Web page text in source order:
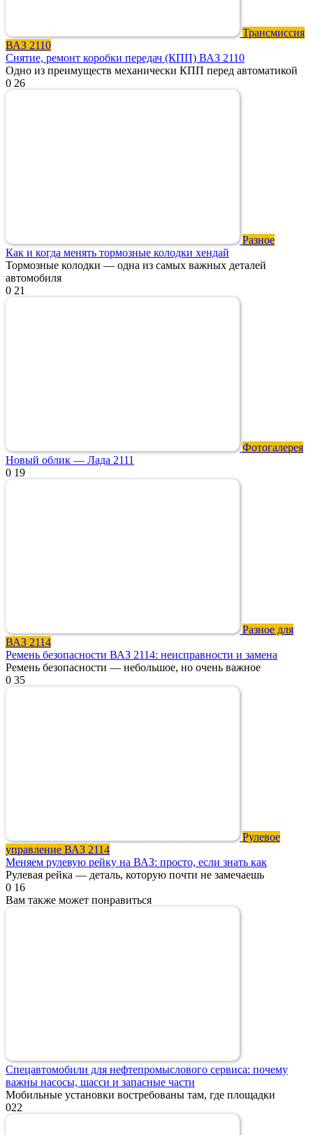
Трансмиссия
ВАЗ 2110
Снятие, ремонт коробки передач (КПП) ВАЗ 2110
Одно из преимуществ механически КПП перед автоматикой
0 26
Разное
Как и когда менять тормозные колодки хендай
Тормозные колодки — одна из самых важных деталей
автомобиля
0 21
Фотогалерея
Новый облик — Лада 2111
0 19
Разное для
ВАЗ 2114
Ремень безопасности ВАЗ 2114: неисправности и замена
Ремень безопасности — небольшое, но очень важное
0 35
Рулевое
управление ВАЗ 2114
Меняем рулевую рейку на ВАЗ: просто, если знать как
Рулевая рейка — деталь, которую почти не замечаешь
0 16
Вам также может понравиться
Спецавтомобили для нефтепромыслового сервиса: почему
важны насосы, шасси и запасные части
Мобильные установки востребованы там, где площадки
022